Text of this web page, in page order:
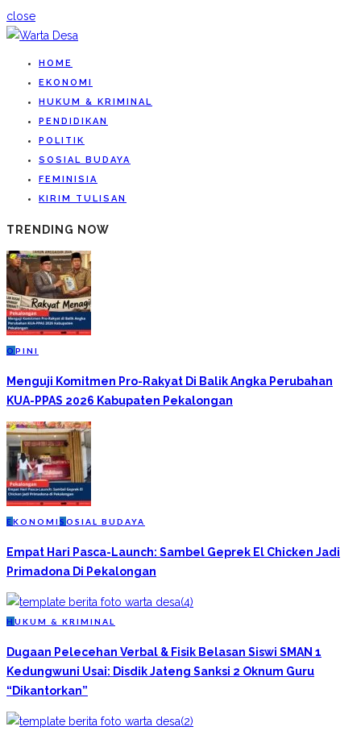
close
HOME
EKONOMI
HUKUM & KRIMINAL
PENDIDIKAN
POLITIK
SOSIAL BUDAYA
FEMINISIA
KIRIM TULISAN
TRENDING NOW
O PINI
Menguji Komitmen Pro-Rakyat Di Balik Angka Perubahan
KUA-PPAS 2026 Kabupaten Pekalongan
EKONOMI S OSIAL BUDAYA
Empat Hari Pasca-Launch: Sambel Geprek El Chicken Jadi
Primadona Di Pekalongan
H UKUM & KRIMINAL
Dugaan Pelecehan Verbal & Fisik Belasan Siswi SMAN 1
Kedungwuni Usai: Disdik Jateng Sanksi 2 Oknum Guru
“Dikantorkan”